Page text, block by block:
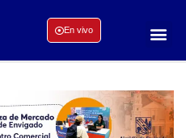
En vivo